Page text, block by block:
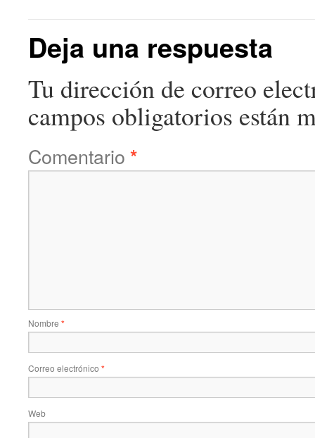
Deja una respuesta
Tu dirección de correo
campos obligatorios están
Comentario *
Nombre *
Correo electrónico *
Web